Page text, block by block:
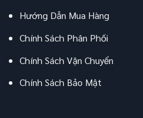
Hướng Dẫn Mua Hàng
Chính Sách Phân Phối
Chính Sách Vận Chuyển
Chính Sách Bảo Mật